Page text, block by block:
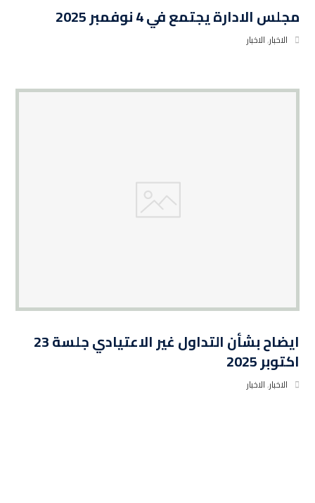
مجلس الادارة يجتمع في 4 نوفمبر 2025
الاخبار,الاخبار
ايضاح بشأن التداول غير الاعتيادي جلسة 23
اكتوبر 2025
الاخبار,الاخبار